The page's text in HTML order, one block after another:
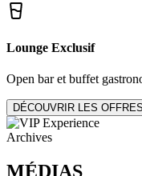
Lounge Exclusif
Open bar et buffet
DÉCOUVRIR LES OFFRES
Archives
MÉDIAS